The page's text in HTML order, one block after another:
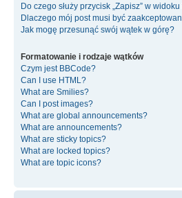
Do czego służy przycisk „Zapisz” w
Dlaczego mój post musi być
Jak mogę przesunąć swój wątek w górę?
Formatowanie i rodzaje wątków
Czym jest BBCode?
Can I use HTML?
What are Smilies?
Can I post images?
What are global announcements?
What are announcements?
What are sticky topics?
What are locked topics?
What are topic icons?